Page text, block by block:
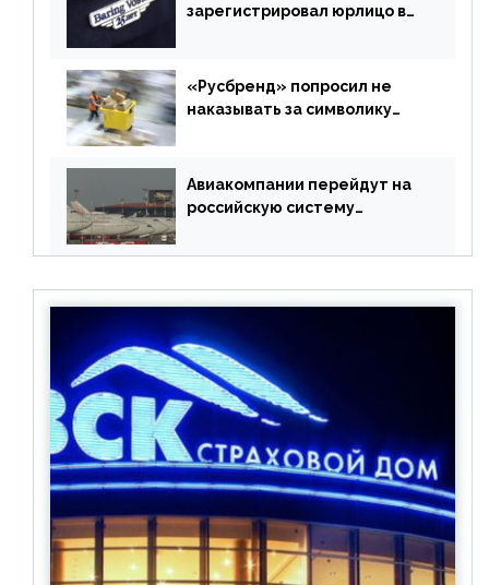
зарегистрировал юрлицо в
«Русбренд» попросил не
наказывать за символику
Авиакомпании перейдут на
российскую систему